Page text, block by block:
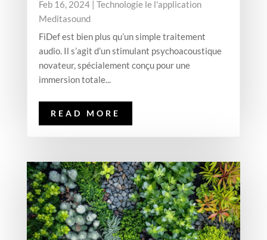
Feb 16, 2024| Technologie le l'application
Meditasound
FiDef est bien plus qu’un simple traitement
audio. Il s’agit d’un stimulant psychoacoustique
novateur, spécialement conçu pour une
immersion totale...
READ MORE